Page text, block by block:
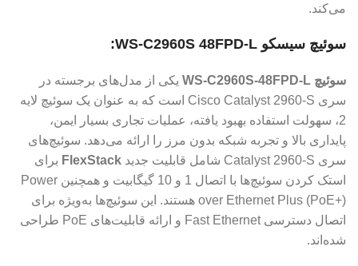
می‌کند.
سوئيچ سيسكو WS-C2960S 48FPD-L:
سوئیچ WS-C2960S-48FPD-L
یکی از مدل‌های برجسته در
سری Cisco Catalyst 2960-S است که به عنوان یک سوئیچ لایه
2، سهولت استفاده بهبود یافته، عملیات تجاری بسیار ایمن،
پایداری بالا و تجربه شبکه بدون مرز را ارائه می‌دهد. سوئیچ‌های
سری Catalyst 2960-S شامل قابلیت جدید
FlexStack برای
استک کردن سوئیچ‌ها با اتصال 1 و 10 گیگابیت و همچنین Power
over Ethernet Plus (PoE+) هستند. این سوئیچ‌ها به‌ویژه برای
اتصال دسترسی Fast Ethernet و ارائه قابلیت‌های PoE طراحی
شده‌اند.